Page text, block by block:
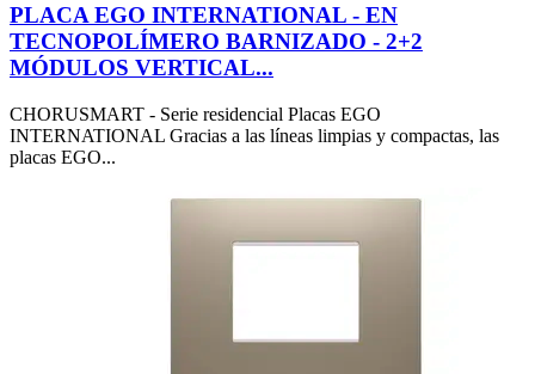
PLACA EGO INTERNATIONAL - EN
TECNOPOLÍMERO BARNIZADO - 2+2
MÓDULOS VERTICAL...
CHORUSMART - Serie residencial Placas EGO
INTERNATIONAL Gracias a las líneas limpias y compactas, las
placas EGO...